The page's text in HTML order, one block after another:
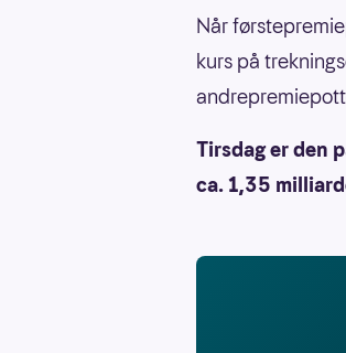
Når
kurs på
Tirsdag er den
ca. 1,35